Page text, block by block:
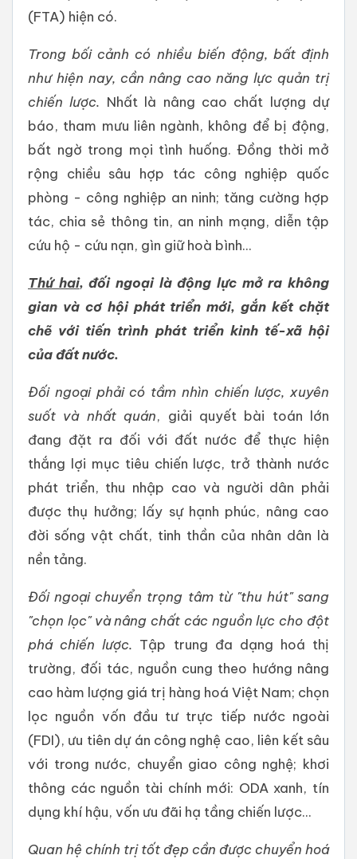
(FTA) hiện có.
Trong bối cảnh có nhiều biến động, bất định
như hiện nay, cần nâng cao năng lực quản trị
chiến lược. Nhất là nâng cao chất lượng dự
báo, tham mưu liên ngành, không để bị động,
bất ngờ trong mọi tình huống. Đồng thời mở
rộng chiều sâu hợp tác công nghiệp quốc
phòng - công nghiệp an ninh; tăng cường hợp
tác, chia sẻ thông tin, an ninh mạng, diễn tập
cứu hộ - cứu nạn, gìn giữ hoà bình...
Thứ hai, đối ngoại là động lực mở ra không
gian và cơ hộiphát triển mới, gắn kết chặt
chẽ với tiến trình phát triển kinh tế-xã hội
của đất nước.
Đối ngoại phải có tầm nhìn chiến lược, xuyên
suốt và nhất quán, giải quyết bài toán lớn
đang đặt ra đối với đất nước để thực hiện
thắng lợi mục tiêu chiến lược, trở thành nước
phát triển, thu nhập cao và người dân phải
được thụ hưởng; lấy sự hạnh phúc, nâng cao
đời sống vật chất, tinh thần của nhân dân là
nền tảng.
Đối ngoại chuyển trọng tâm từ "thu hút" sang
"chọn lọc" và nâng chất các nguồn lực cho đột
phá chiến lược. Tập trung đa dạng hoá thị
trường, đối tác, nguồn cung theo hướng nâng
cao hàm lượng giá trị hàng hoá Việt Nam; chọn
lọc nguồn vốn đầu tư trực tiếp nước ngoài
(FDI), ưu tiên dự án công nghệ cao, liên kết sâu
với trong nước, chuyển giao công nghệ; khơi
thông các nguồn tài chính mới: ODA xanh, tín
dụng khí hậu, vốn ưu đãi hạ tầng chiến lược...
Quan hệ chính trị tốt đẹp cần được chuyển hoá